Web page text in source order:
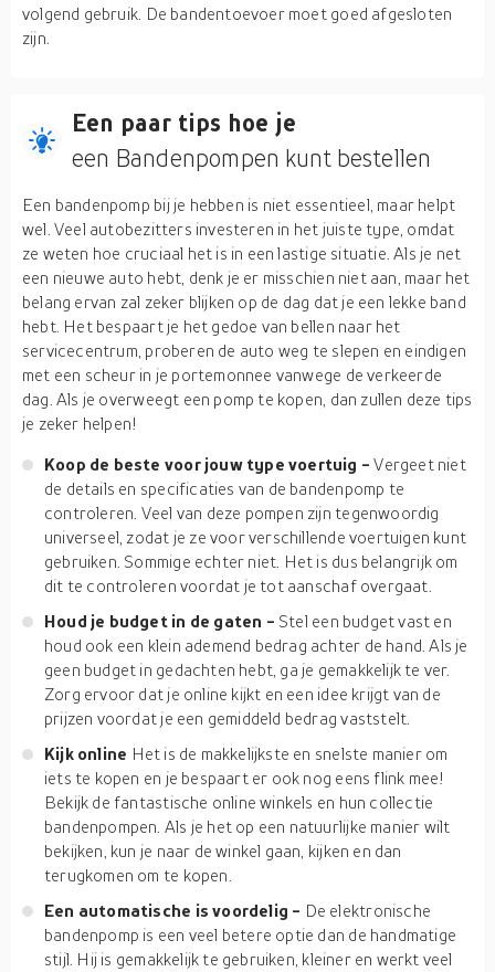
volgend gebruik. De bandentoevoer moet goed afgesloten
zijn.
Een paar tips hoe je
een Bandenpompen kunt bestellen
Een bandenpomp bij je hebben is niet essentieel, maar helpt
wel. Veel autobezitters investeren in het juiste type, omdat
ze weten hoe cruciaal het is in een lastige situatie. Als je net
een nieuwe auto hebt, denk je er misschien niet aan, maar het
belang ervan zal zeker blijken op de dag dat je een lekke band
hebt. Het bespaart je het gedoe van bellen naar het
servicecentrum, proberen de auto weg te slepen en eindigen
met een scheur in je portemonnee vanwege de verkeerde
dag. Als je overweegt een pomp te kopen, dan zullen deze tips
je zeker helpen!
Koop de beste voor jouw type voertuig -Vergeet niet
de details en specificaties van de bandenpomp te
controleren. Veel van deze pompen zijn tegenwoordig
universeel, zodat je ze voor verschillende voertuigen kunt
gebruiken. Sommige echter niet. Het is dus belangrijk om
dit te controleren voordat je tot aanschaf overgaat.
Houd je budget in de gaten -Stel een budget vast en
houd ook een klein ademend bedrag achter de hand. Als je
geen budget in gedachten hebt, ga je gemakkelijk te ver.
Zorg ervoor dat je online kijkt en een idee krijgt van de
prijzen voordat je een gemiddeld bedrag vaststelt.
Kijk online Het is de makkelijkste en snelste manier om
iets te kopen en je bespaart er ook nog eens flink mee!
Bekijk de fantastische online winkels en hun collectie
bandenpompen. Als je het op een natuurlijke manier wilt
bekijken, kun je naar de winkel gaan, kijken en dan
terugkomen om te kopen.
Een automatische is voordelig - De elektronische
bandenpomp is een veel betere optie dan de handmatige
stijl. Hij is gemakkelijk te gebruiken, kleiner en werkt veel